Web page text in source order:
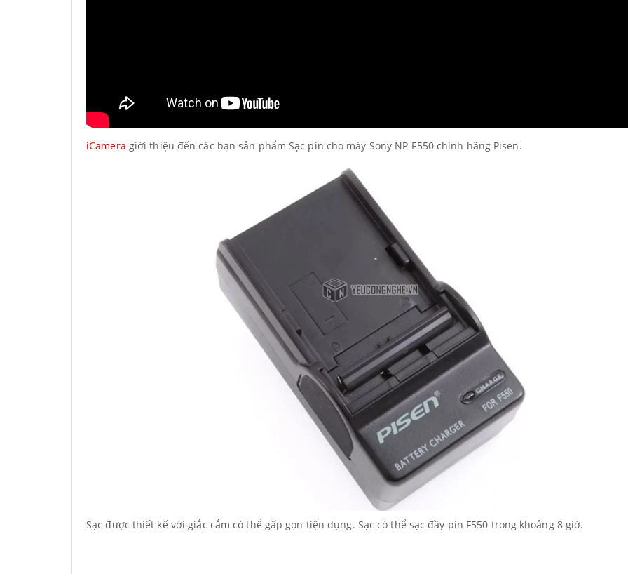
iCamera giới thiệu đến các bạn sản phẩm Sạc pin cho máy Sony NP-F550 chính hãng Pisen.
Sạc được thiết kế với giắc cắm có thể gấp gọn tiện dụng. Sạc có thể sạc đầy pin F550 trong khoảng 8 giờ.